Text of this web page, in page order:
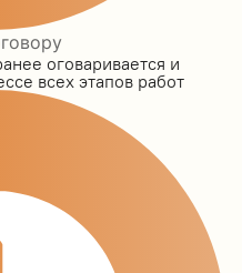
оговаривается и
всех этапов работ